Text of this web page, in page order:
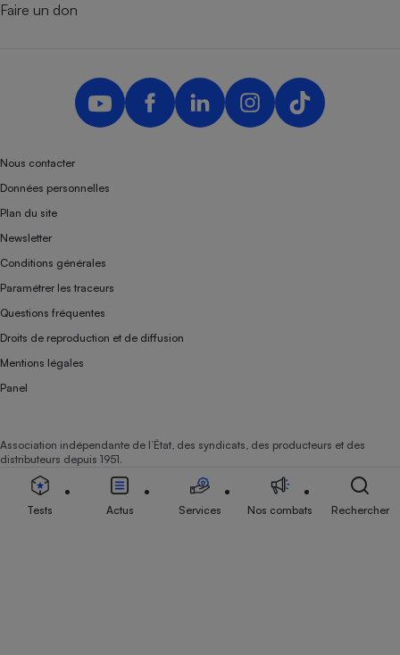
Faire un don
Nous contacter
Données personnelles
Plan du site
Newsletter
Conditions générales
Paramétrer les traceurs
Questions fréquentes
Droits de reproduction et de diffusion
Mentions légales
Panel
Association indépendante de l’État, des syndicats, des producteurs et des
distributeurs depuis 1951.
Tests Actus Services Nos combats Rechercher